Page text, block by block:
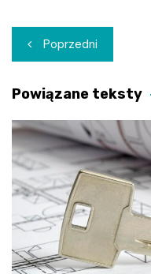
Nawigacja
wpisu
Poprzedni
Powiązane teksty